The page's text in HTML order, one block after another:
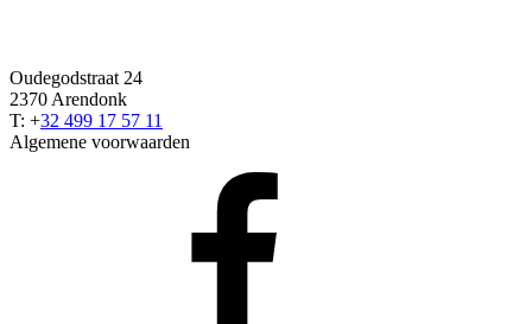
Oudegodstraat 24
2370 Arendonk
T: +32 499 17 57 11
Algemene voorwaarden